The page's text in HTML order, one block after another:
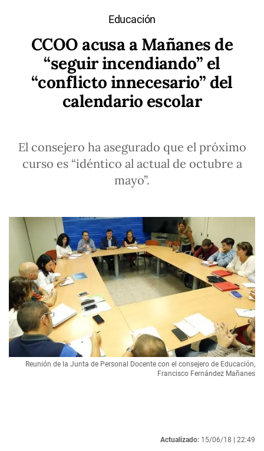
Educación
CCOO acusa a Mañanes de
“seguir incendiando” el
“conflicto innecesario” del
calendario escolar
El consejero ha asegurado que el próximo
curso es “idéntico al actual de octubre a
mayo”.
Reunión de la Junta de Personal Docente con el consejero de Educación,
Francisco Fernández Mañanes
Actualizado: 15/06/18 | 22:49